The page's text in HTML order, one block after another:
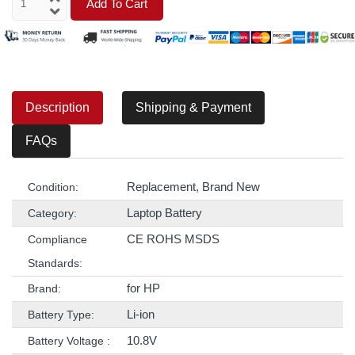
Add To Cart
Description Shipping & Payment
FAQs
Condition: Replacement, Brand New
Category: Laptop Battery
Compliance
Standards:
CE ROHS MSDS
Brand: for HP
Battery Type: Li-ion
Battery Voltage : 10.8V